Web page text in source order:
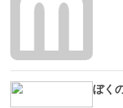
ぼく